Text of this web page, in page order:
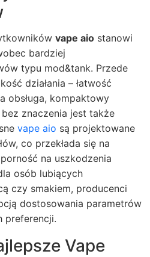
vape aio stanowi
bardziej
typu mod&tank. Przede
działania – łatwość
obsługa, kompaktowy
znaczenia jest także
vape aio są projektowane
co przekłada się na
na uszkodzenia
osób lubiących
czy smakiem, producenci
dostosowania parametrów
preferencji.
Vape